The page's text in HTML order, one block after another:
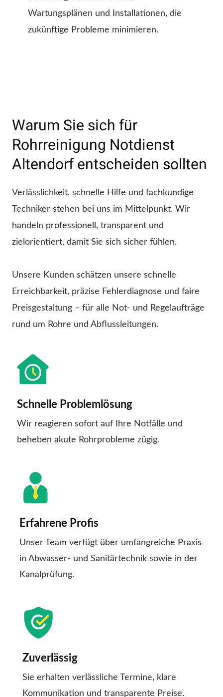
Wartungsplänen und Installationen, die
zukünftige Probleme minimieren.
Warum Sie sich für
Rohrreinigung Notdienst
Altendorf entscheiden sollten
Verlässlichkeit, schnelle Hilfe und fachkundige
Techniker stehen bei uns im Mittelpunkt. Wir
handeln professionell, transparent und
zielorientiert, damit Sie sich sicher fühlen.
Unsere Kunden schätzen unsere schnelle
Erreichbarkeit, präzise Fehlerdiagnose und faire
Preisgestaltung – für alle Not- und Regelaufträge
rund um Rohre und Abflussleitungen.
Schnelle Problemlösung
Wir reagieren sofort auf Ihre Notfälle und
beheben akute Rohrprobleme zügig.
Erfahrene Profis
Unser Team verfügt über umfangreiche Praxis
in Abwasser- und Sanitärtechnik sowie in der
Kanalprüfung.
Zuverlässig
Sie erhalten verlässliche Termine, klare
Kommunikation und transparente Preise.